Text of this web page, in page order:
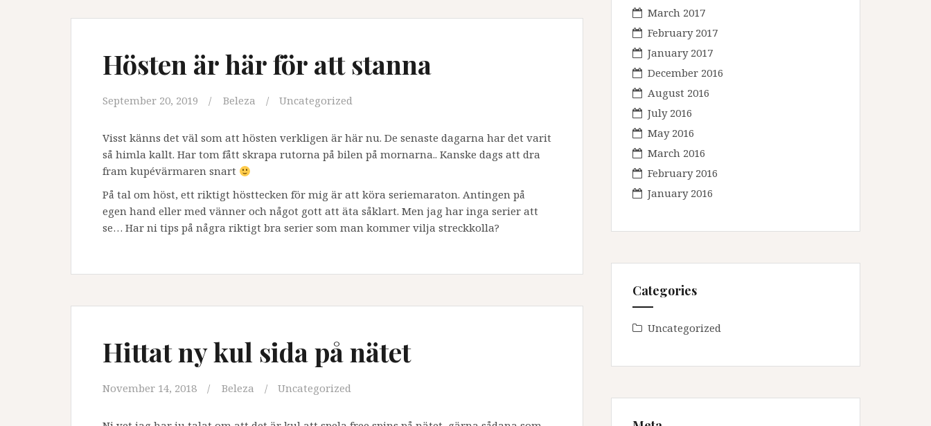
Hösten är här för att stanna
September 20, 2019 Beleza Uncategorized
Visst känns det väl som att hösten verkligen är här nu. De senaste dagarna har det varit
så himla kallt. Har tom fått skrapa rutorna på bilen på mornarna.. Kanske dags att dra
fram kupévärmaren snart
På tal om höst, ett riktigt hösttecken för mig är att köra seriemaraton. Antingen på
egen hand eller med vänner och något gott att äta såklart. Men jag har inga serier att
se… Har ni tips på några riktigt bra serier som man kommer vilja streckkolla?
Hittat ny kul sida på nätet
November 14, 2018 Beleza Uncategorized
March 2017
February 2017
January 2017
December 2016
August 2016
July 2016
May 2016
March 2016
February 2016
January 2016
Categories
Uncategorized